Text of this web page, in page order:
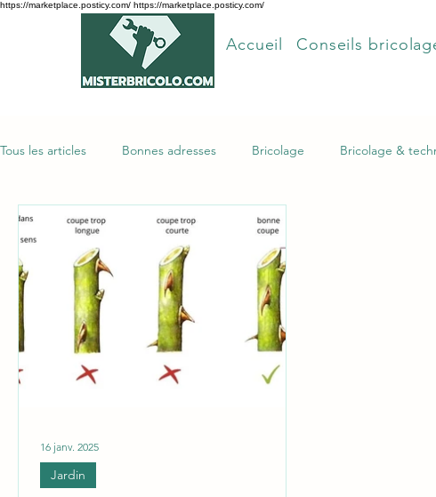
https://marketplace.posticy.com/ https://marketplace.posticy.com/
Accueil Conseils
Tous les articles Bonnes adresses Bricolage Bricolage &
Jardin
16 janv. 2025